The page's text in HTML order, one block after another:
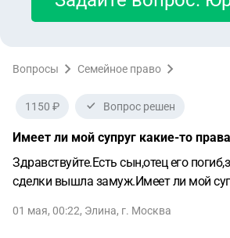
Вопросы Семейное право
1150 ₽ Вопрос решен
Имеет ли мой супруг какие-то
Здравствуйте.Есть сын,отец его
сделки вышла замуж.Имеет ли мой
01 мая, 00:22, Элина, г. Москва